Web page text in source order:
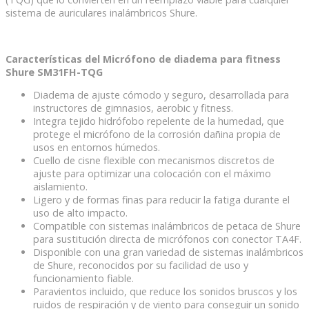
sistema de auriculares inalámbricos Shure.
Características del Micrófono de diadema para fitness
Shure SM31FH-TQG
Diadema de ajuste cómodo y seguro, desarrollada para
instructores de gimnasios, aerobic y fitness.
Integra tejido hidrófobo repelente de la humedad, que
protege el micrófono de la corrosión dañina propia de
usos en entornos húmedos.
Cuello de cisne flexible con mecanismos discretos de
ajuste para optimizar una colocación con el máximo
aislamiento.
Ligero y de formas finas para reducir la fatiga durante el
uso de alto impacto.
Compatible con sistemas inalámbricos de petaca de Shure
para sustitución directa de micrófonos con conector TA4F.
Disponible con una gran variedad de sistemas inalámbricos
de Shure, reconocidos por su facilidad de uso y
funcionamiento fiable.
Paravientos incluido, que reduce los sonidos bruscos y los
ruidos de respiración y de viento para conseguir un sonido